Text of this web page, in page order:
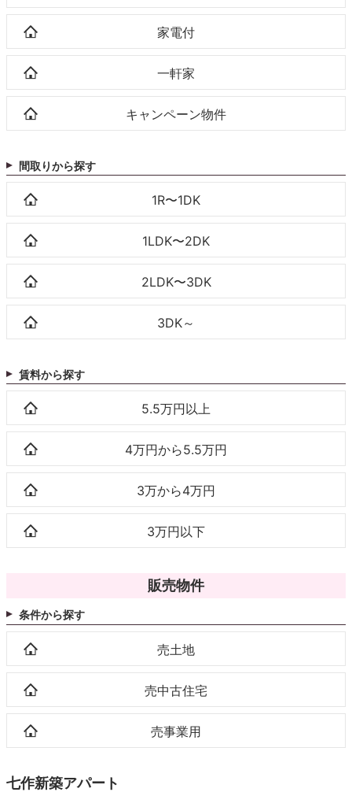
家電付
一軒家
キャンペーン物件
間取りから探す
1R〜1DK
1LDK〜2DK
2LDK〜3DK
3DK～
賃料から探す
5.5万円以上
4万円から5.5万円
3万から4万円
3万円以下
販売物件
条件から探す
売土地
売中古住宅
売事業用
七作新築アパート